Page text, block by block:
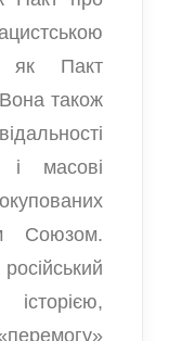
як Пакт
також
і масові
Союзом.